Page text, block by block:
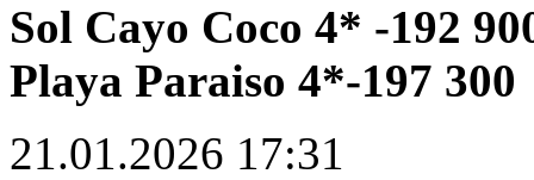
Sol Cayo Coco 4* -192
Playa Paraiso 4*-197 300
21.01.2026 17:31